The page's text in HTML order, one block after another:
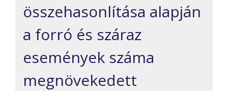
összehasonlítása alapján
a forró és száraz
események száma
megnövekedett